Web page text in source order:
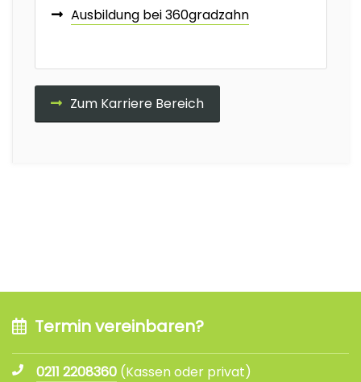
Ausbildung bei 360gradzahn
Zum Karriere Bereich
Termin vereinbaren?
0211 2208360 (Kassen oder privat)